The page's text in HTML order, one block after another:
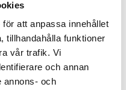
att anpassa innehållet
tillhandahålla funktioner
vår trafik. Vi
och annan
annons- och